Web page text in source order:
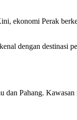
ekonomi Perak
dengan destinasi
Pahang.